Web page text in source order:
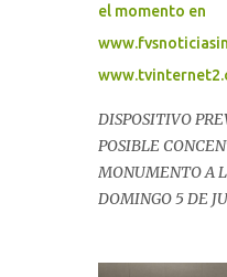
el momento en
DISPOSITIVO
POSIBLE
MONUMENTO A
DOMINGO 5 DE